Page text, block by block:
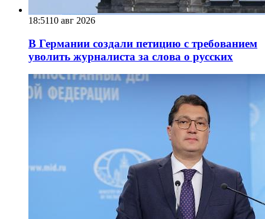
18:5110 авг 2026
В Германии создали петицию с требованием
уволить журналиста за слова о русских